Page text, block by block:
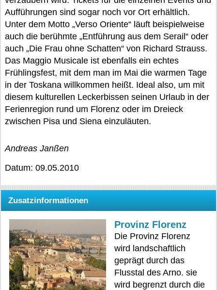
Aufführungen sind sogar noch vor Ort erhältlich.
Unter dem Motto „Verso Oriente“ läuft beispielweise
auch die berühmte „Entführung aus dem Serail“ oder
auch „Die Frau ohne Schatten“ von Richard Strauss.
Das Maggio Musicale ist ebenfalls ein echtes
Frühlingsfest, mit dem man im Mai die warmen Tage
in der Toskana willkommen heißt. Ideal also, um mit
diesem kulturellen Leckerbissen seinen Urlaub in der
Ferienregion rund um Florenz oder im Dreieck
zwischen Pisa und Siena einzuläuten.
Andreas Janßen
Datum: 09.05.2010
Zusatzinformationen
Provinz Florenz
Die Provinz Florenz
wird landschaftlich
geprägt durch das
Flusstal des Arno. sie
wird begrenzt durch die